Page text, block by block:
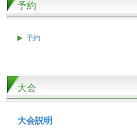
予約
予約
大会
大会説明